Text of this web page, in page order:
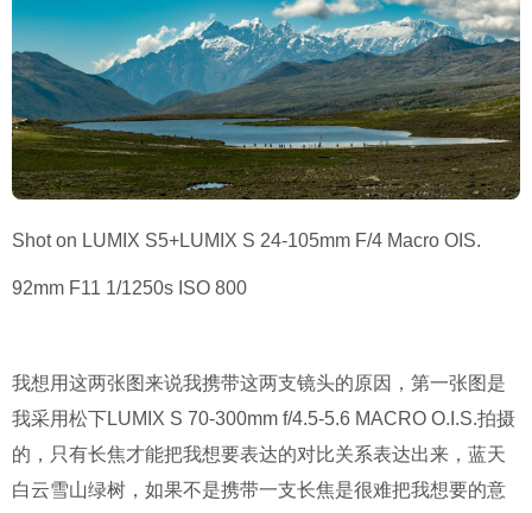
Shot on LUMIX S5+LUMIX S 24-105mm F/4 Macro OIS.
92mm F11 1/1250s ISO 800
我想用这两张图来说我携带这两支镜头的原因，第一张图是
我采用松下LUMIX S 70-300mm f/4.5-5.6 MACRO O.I.S.拍摄
的，只有长焦才能把我想要表达的对比关系表达出来，蓝天
白云雪山绿树，如果不是携带一支长焦是很难把我想要的意